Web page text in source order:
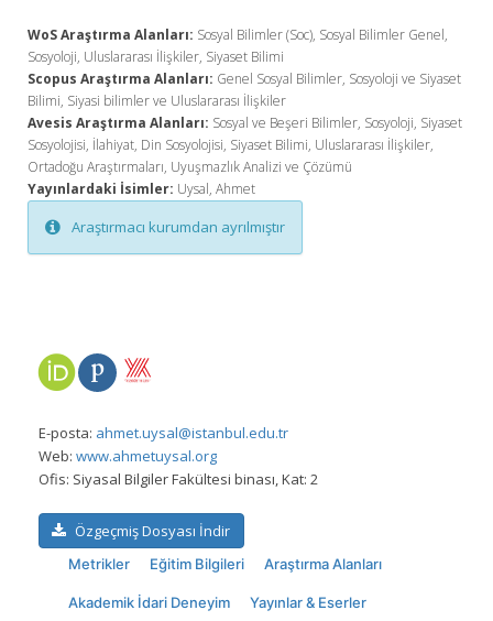
WoS Araştırma Alanları: Sosyal Bilimler (Soc), Sosyal Bilimler Genel,
Sosyoloji, Uluslararası İlişkiler, Siyaset Bilimi
Scopus Araştırma Alanları: Genel Sosyal Bilimler, Sosyoloji ve Siyaset
Bilimi, Siyasi bilimler ve Uluslararası İlişkiler
Avesis Araştırma Alanları: Sosyal ve Beşeri Bilimler, Sosyoloji, Siyaset
Sosyolojisi, İlahiyat, Din Sosyolojisi, Siyaset Bilimi, Uluslararası İlişkiler,
Ortadoğu Araştırmaları, Uyuşmazlık Analizi ve Çözümü
Yayınlardaki İsimler: Uysal, Ahmet
Araştırmacı kurumdan ayrılmıştır
E-posta: ahmet.uysal@istanbul.edu.tr
Web: www.ahmetuysal.org
Ofis: Siyasal Bilgiler Fakültesi binası, Kat: 2
Özgeçmiş Dosyası İndir
Metrikler Eğitim Bilgileri Araştırma Alanları
Akademik İdari Deneyim Yayınlar & Eserler